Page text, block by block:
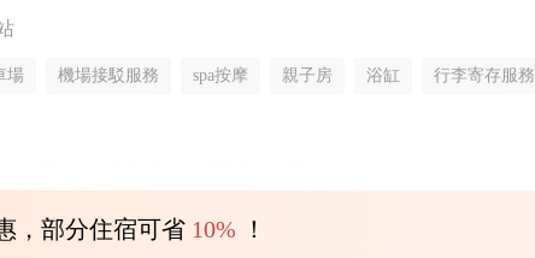
場 機場接駁服務 spa按摩 親子房 浴缸 行李寄存服務
，部分住宿可省 10% ！